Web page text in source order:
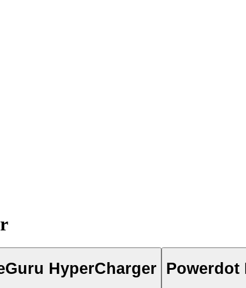
HyperCharger Powerdot